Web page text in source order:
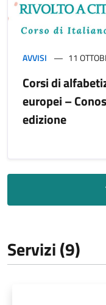
AVVISI 11
Corsi di
europei –
edizione
Servizi (9)